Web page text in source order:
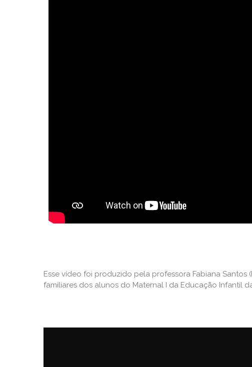
Esse vídeo foi produzido pela professora Fabiana Santos
familiares dos alunos do Maternal I da Educação Infantil